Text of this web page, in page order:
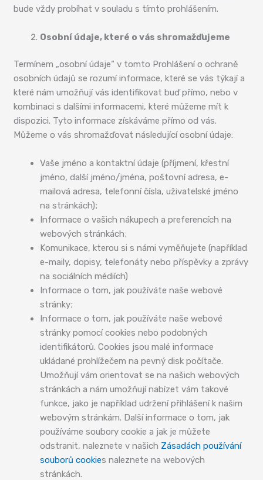
bude vždy probíhat v souladu s tímto prohlášením.
Osobní údaje, které o vás shromažďujeme
Termínem „osobní údaje“ v tomto Prohlášení o ochraně
osobních údajů se rozumí informace, které se vás týkají a
které nám umožňují vás identifikovat buď přímo, nebo v
kombinaci s dalšími informacemi, které můžeme mít k
dispozici. Tyto informace získáváme přímo od vás.
Můžeme o vás shromažďovat následující osobní údaje:
Vaše jméno a kontaktní údaje (příjmení, křestní
jméno, další jméno/jména, poštovní adresa, e-
mailová adresa, telefonní čísla, uživatelské jméno
na stránkách);
Informace o vašich nákupech a preferencích na
webových stránkách;
Komunikace, kterou si s námi vyměňujete (například
e-maily, dopisy, telefonáty nebo příspěvky a zprávy
na sociálních médiích)
Informace o tom, jak používáte naše webové
stránky;
Informace o tom, jak používáte naše webové
stránky pomocí cookies nebo podobných
identifikátorů. Cookies jsou malé informace
ukládané prohlížečem na pevný disk počítače.
Umožňují vám orientovat se na našich webových
stránkách a nám umožňují nabízet vám takové
funkce, jako je například udržení přihlášení k našim
webovým stránkám. Další informace o tom, jak
používáme soubory cookie a jak je můžete
odstranit, naleznete v našich Zásadách používání
souborů cookies naleznete na webových
stránkách.